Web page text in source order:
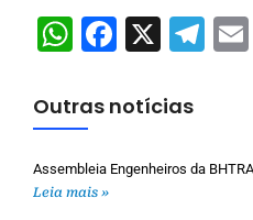
WhatsApp
X
Outras notícias
Assembleia Engenheiros da
Leia mais »